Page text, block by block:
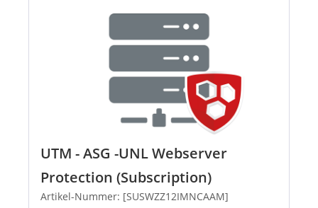
UTM - ASG -UNL Webserver
Protection (Subscription)
Artikel-Nummer: [SUSWZZ12IMNCAAM]